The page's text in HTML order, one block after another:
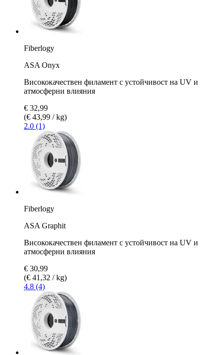
Fiberlogy
ASA Onyx
Висококачествен филамент с устойчивост на UV и
атмосферни влияния
€ 32,99
(€ 43,99 / kg)
2.0 (1)
Fiberlogy
ASA Graphit
Висококачествен филамент с устойчивост на UV и
атмосферни влияния
€ 30,99
(€ 41,32 / kg)
4.8 (4)